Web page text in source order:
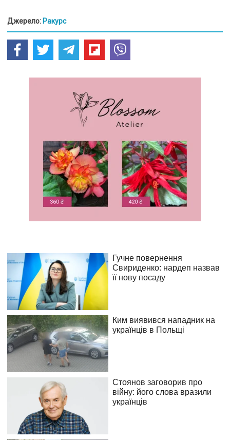
Джерело: Ракурс